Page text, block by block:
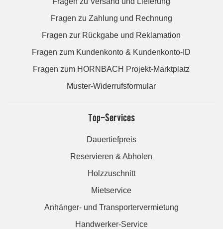
Fragen zu Zahlung und Rechnung
Fragen zur Rückgabe und Reklamation
Fragen zum Kundenkonto & Kundenkonto-ID
Fragen zum HORNBACH Projekt-Marktplatz
Muster-Widerrufsformular
Top-Services
Dauertiefpreis
Reservieren & Abholen
Holzzuschnitt
Mietservice
Anhänger- und Transportervermietung
Handwerker-Service